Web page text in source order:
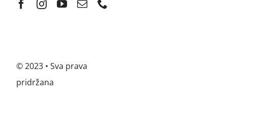
© 2023 • Sva prava
pridržana